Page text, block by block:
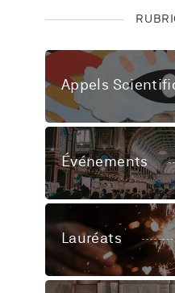
Appels
Événements
Lauréats